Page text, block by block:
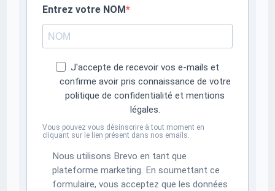
Entrez votre NOM
J'accepte de recevoir vos e-mails et
confirme avoir pris connaissance de votre
politique de confidentialité et mentions
légales.
Vous pouvez vous désinscrire à tout moment en
cliquant sur le lien présent dans nos emails.
Nous utilisons Brevo en tant que
plateforme marketing. En soumettant ce
formulaire, vous acceptez que les données